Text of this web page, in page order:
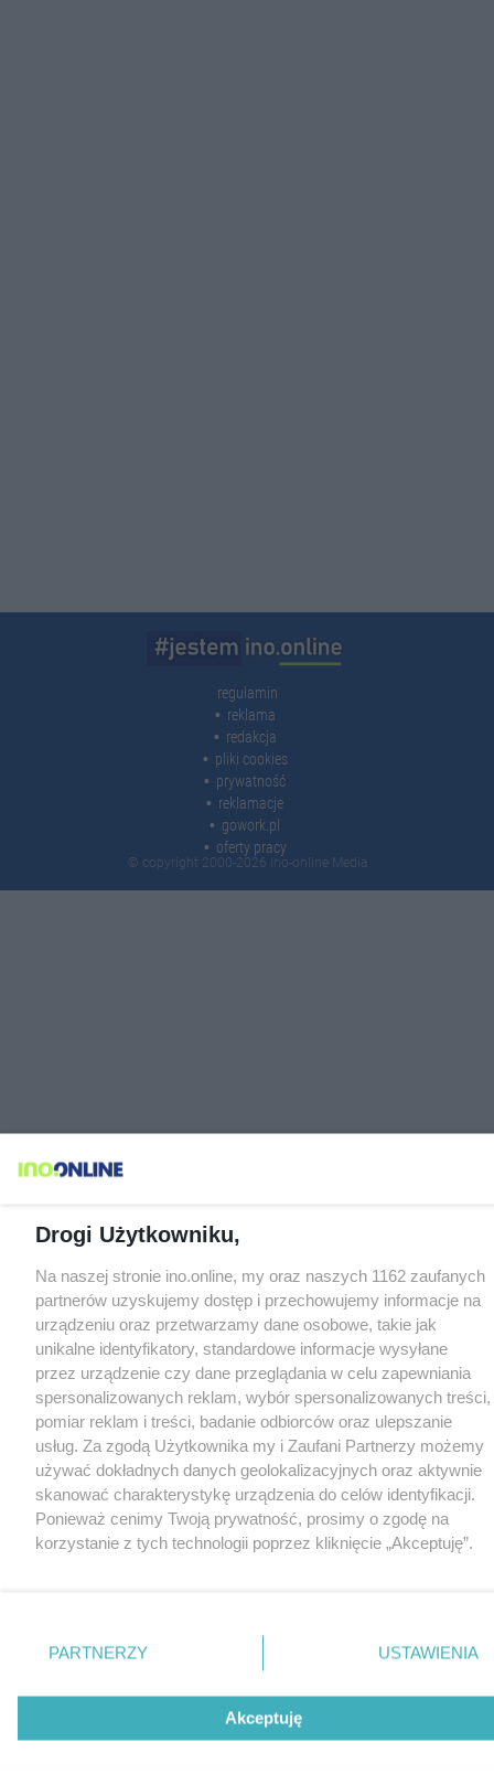
regulamin
reklama
redakcja
pliki cookies
prywatność
reklamacje
gowork.pl
oferty pracy
© copyright 2000-2026 Ino-online Media
Drogi Użytkowniku,
Na naszej stronie ino.online, my oraz naszych 1162 zaufanych
partnerów uzyskujemy dostęp i przechowujemy informacje na
urządzeniu oraz przetwarzamy dane osobowe, takie jak
unikalne identyfikatory, standardowe informacje wysyłane
przez urządzenie czy dane przeglądania w celu zapewniania
spersonalizowanych reklam, wybór spersonalizowanych treści,
pomiar reklam i treści, badanie odbiorców oraz ulepszanie
usług. Za zgodą Użytkownika my i Zaufani Partnerzy możemy
używać dokładnych danych geolokalizacyjnych oraz aktywnie
skanować charakterystykę urządzenia do celów identyfikacji.
Ponieważ cenimy Twoją prywatność, prosimy o zgodę na
korzystanie z tych technologii poprzez kliknięcie „Akceptuję”.
nie wymagają zgody użytkownika, ale masz prawo sprzeciwić
się takiemu przetwarzaniu. Preferencje będą miały
Zapoznaj się z poniższymi informacjami, abyś mógł świadomie
PARTNERZY USTAWIENIA
Akceptuję